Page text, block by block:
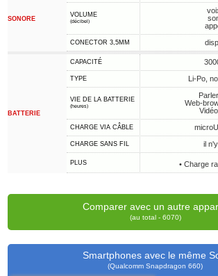
SONORE
VOLUME
(décibel)
CONECTOR 3,5MM
BATTERIE
CAPACITÉ
TYPE Li-Po,
VIE DE LA BATTERIE
(heures)
Web-
CHARGE VIA CÂBLE
CHARGE SANS FIL il
PLUS • Charge
Comparer avec un autre
(au total - 6070)
Smartphones avec le même
(Qualcomm Snapdragon 660)